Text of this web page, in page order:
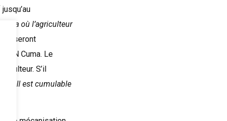
où l’agriculteur
en seront
FN Cuma. Le
S’il
Il est cumulable